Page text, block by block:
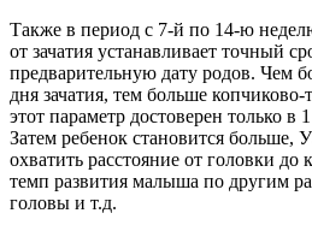
Также в период с 7-й по 14-ю
от зачатия устанавливает точный
предварительную дату родов. Чем
дня зачатия, тем больше
этот параметр достоверен только в
Затем ребенок становится больше,
охватить расстояние от головки до
темп развития малыша по другим
головы и т.д.